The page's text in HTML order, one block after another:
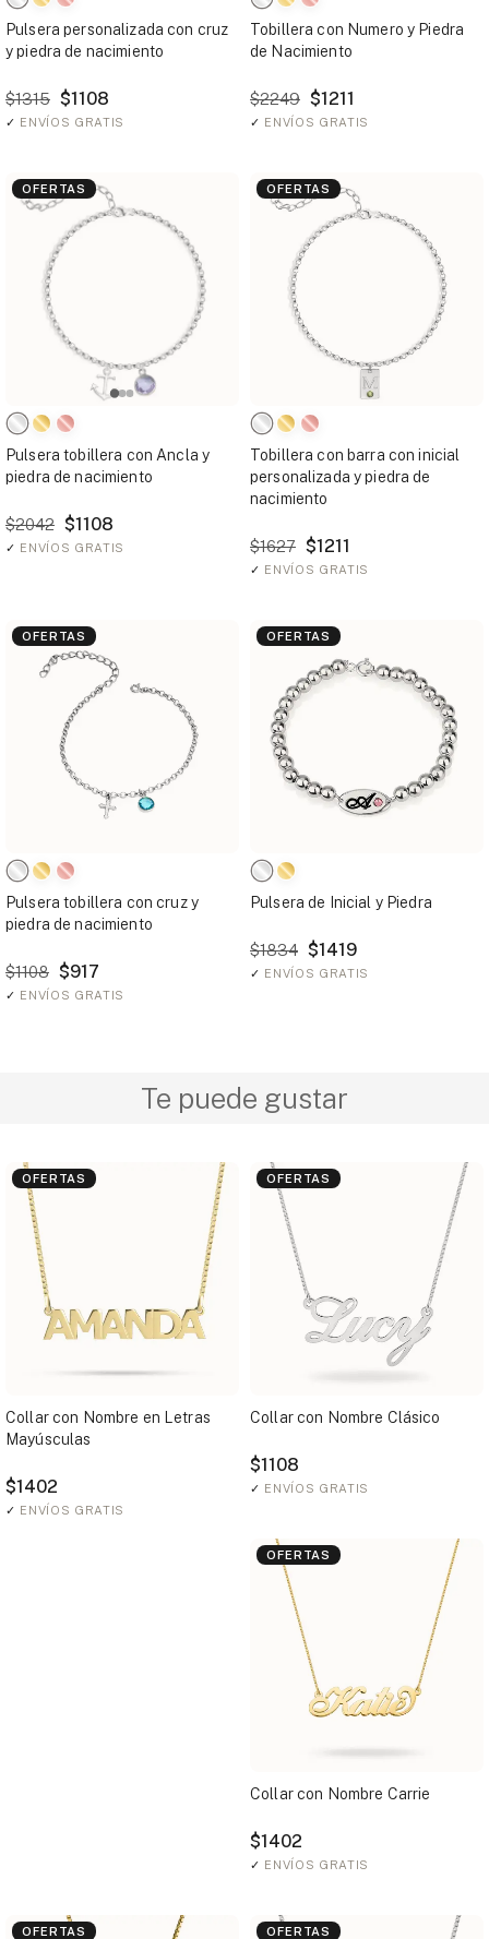
Pulsera personalizada con cruz
y piedra de nacimiento
$1315 $1108
✓ ENVÍOS GRATIS
Tobillera con Numero y Piedra
de Nacimiento
$2249 $1211
✓ ENVÍOS GRATIS
OFERTAS
Pulsera tobillera con Ancla y
piedra de nacimiento
$2042 $1108
✓ ENVÍOS GRATIS
OFERTAS
Tobillera con barra con inicial
personalizada y piedra de
nacimiento
$1627 $1211
✓ ENVÍOS GRATIS
OFERTAS
Pulsera tobillera con cruz y
piedra de nacimiento
$1108 $917
✓ ENVÍOS GRATIS
OFERTAS
Pulsera de Inicial y Piedra
$1834 $1419
✓ ENVÍOS GRATIS
Te puede gustar
OFERTAS
Collar con Nombre en Letras
Mayúsculas
$1402
✓ ENVÍOS GRATIS
OFERTAS
Collar con Nombre Clásico
$1108
✓ ENVÍOS GRATIS
OFERTAS
Collar con Nombre Carrie
$1402
✓ ENVÍOS GRATIS
OFERTAS OFERTAS